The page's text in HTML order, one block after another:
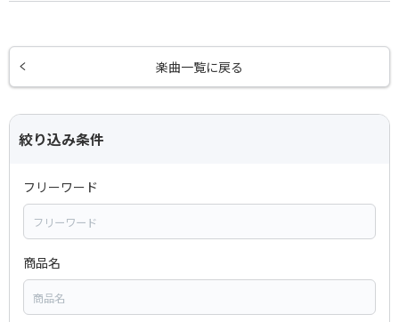
楽曲一覧に戻る
絞り込み条件
フリーワード
商品名